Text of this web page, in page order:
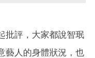
批評，大家都說智珉
藝人的身體狀況，也